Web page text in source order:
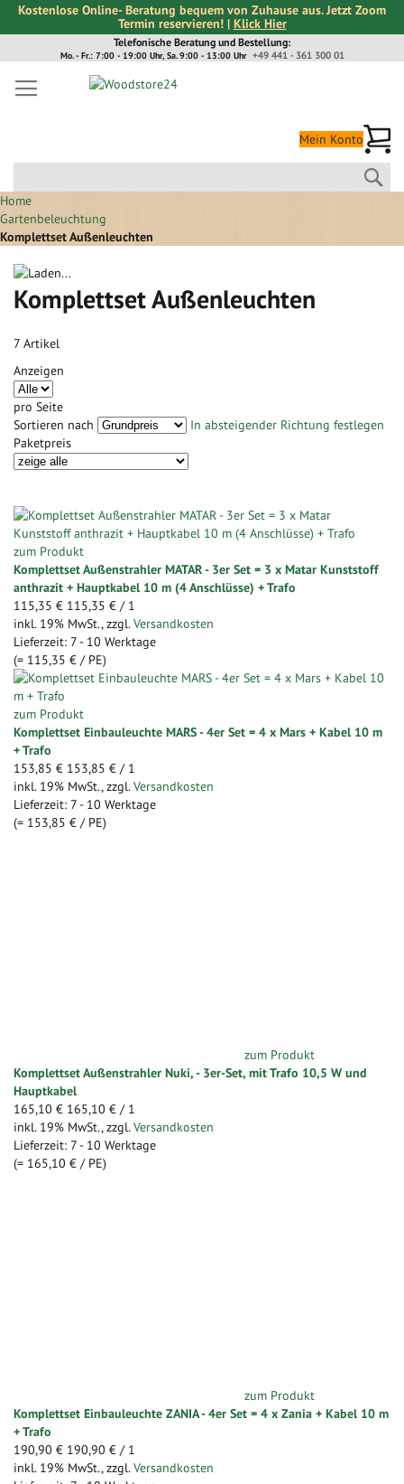
Kostenlose Online- Beratung bequem von Zuhause aus. Jetzt Zoom
Termin reservieren! | Klick Hier
zum
Inhalt
Telefonische Beratung und Bestellung:
+49 441 - 361 300 01
Mo. - Fr.: 7:00 - 19:00 Uhr, Sa. 9:00 - 13:00 Uhr
Mein Konto
Home
Gartenbeleuchtung
Komplettset Außenleuchten
Komplettset Außenleuchten
7 Artikel
Anzeigen
pro Seite
Sortieren nach
In absteigender Richtung festlegen
Paketpreis
zum Produkt
Komplettset Außenstrahler MATAR - 3er Set = 3 x Matar Kunststoff
anthrazit + Hauptkabel 10 m (4 Anschlüsse) + Trafo
115,35 € 115,35 € / 1
inkl. 19% MwSt., zzgl. Versandkosten
Lieferzeit: 7 - 10 Werktage
(= 115,35 € / PE)
zum Produkt
Komplettset Einbauleuchte MARS - 4er Set = 4 x Mars + Kabel 10 m
+ Trafo
153,85 € 153,85 € / 1
inkl. 19% MwSt., zzgl. Versandkosten
Lieferzeit: 7 - 10 Werktage
(= 153,85 € / PE)
zum Produkt
Komplettset Außenstrahler Nuki, - 3er-Set, mit Trafo 10,5 W und
Hauptkabel
165,10 € 165,10 € / 1
inkl. 19% MwSt., zzgl. Versandkosten
Lieferzeit: 7 - 10 Werktage
(= 165,10 € / PE)
zum Produkt
Komplettset Einbauleuchte ZANIA - 4er Set = 4 x Zania + Kabel 10 m
+ Trafo
190,90 € 190,90 € / 1
inkl. 19% MwSt., zzgl. Versandkosten